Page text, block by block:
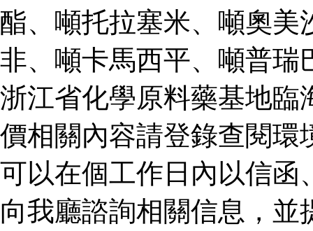
酯、噸托拉塞米、噸奧美
非、噸卡馬西平、噸普瑞
浙江省化學原料藥基地臨
價相關內容請登錄查閱環
可以在個工作日內以信函
向我廳諮詢相關信息，